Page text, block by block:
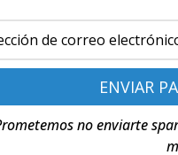
con JavaScript. En AMP,
las cookies de forma
no enviarte